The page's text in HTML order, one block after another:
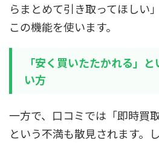
らまとめて引き取ってほしい
この機能を使います。
「安く買いたたかれる」
い方
一方で、口コミでは「即時買
という不満も散見されます。